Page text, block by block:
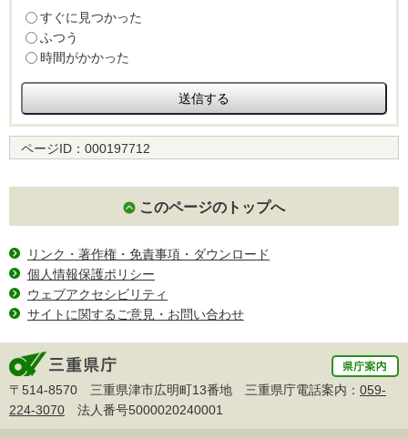
すぐに見つかった
ふつう
時間がかかった
ページID： 000197712
このページのトップへ
リンク・著作権・免責事項・ダウンロード
個人情報保護ポリシー
ウェブアクセシビリティ
サイトに関するご意見・お問い合わせ
〒514-8570 三重県津市広明町13番地 三重県庁電話案内： 059-
224-3070 法人番号5000020240001